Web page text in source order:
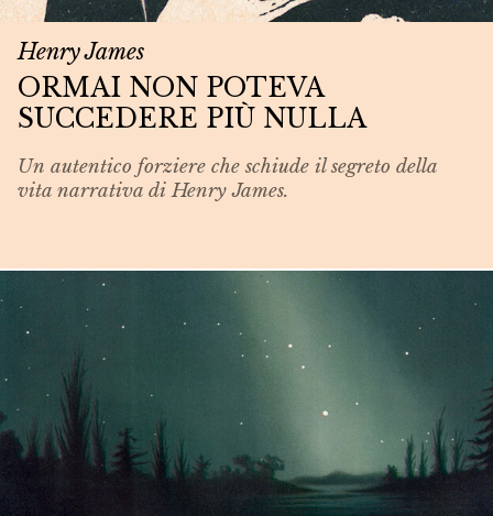
Henry James
ORMAI NON POTEVA
SUCCEDERE PIÙ NULLA
Un autentico forziere che schiude il segreto della
vita narrativa di Henry James.